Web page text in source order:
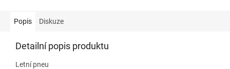
Popis Diskuze
Detailní popis produktu
Letní pneu